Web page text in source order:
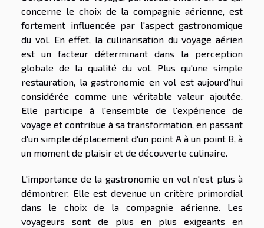
concerne le choix de la compagnie aérienne, est
fortement influencée par l'aspect gastronomique
du vol. En effet, la culinarisation du voyage aérien
est un facteur déterminant dans la perception
globale de la qualité du vol. Plus qu'une simple
restauration, la gastronomie en vol est aujourd'hui
considérée comme une véritable valeur ajoutée.
Elle participe à l'ensemble de l'expérience de
voyage et contribue à sa transformation, en passant
d'un simple déplacement d'un point A à un point B, à
un moment de plaisir et de découverte culinaire.
L'importance de la gastronomie en vol n'est plus à
démontrer. Elle est devenue un critère primordial
dans le choix de la compagnie aérienne. Les
voyageurs sont de plus en plus exigeants en